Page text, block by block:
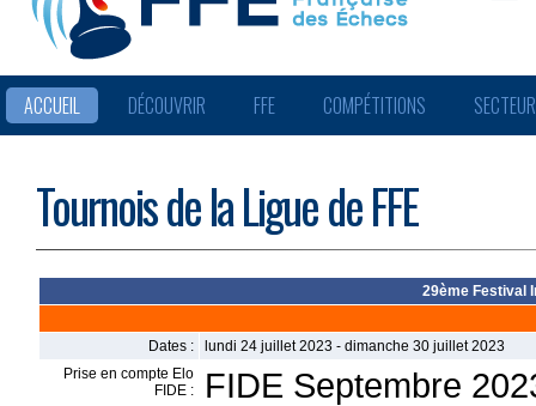
ACCUEIL DÉCOUVRIR FFE COMPÉTITIONS
Tournois de la Ligue de FFE
29ème Festival
Dates :
lundi 24 juillet 2023 - dimanche 30 juillet 2023
Prise en compte Elo
FIDE :
FIDE Septembre